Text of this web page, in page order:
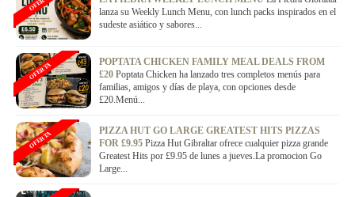
lanza su Weekly Lunch Menu, con lunch packs inspirados en el
sudeste asiático y sabores...
POPTATA CHICKEN FAMILY MEAL DEALS FROM
£20 Poptata Chicken ha lanzado tres completos menús para
familias, amigos y días de playa, con opciones desde
£20.Menú...
OFERTA
PIZZA HUT GO LARGE GREATEST HITS PIZZAS
FOR £9.95 Pizza Hut Gibraltar ofrece cualquier pizza grande
Greatest Hits por £9.95 de lunes a jueves.La promocion Go
Large...
OFERTA